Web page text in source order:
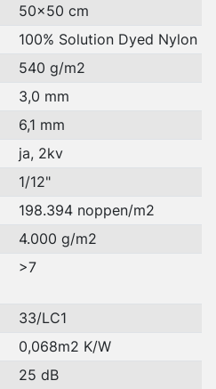
50x50 cm
100% Solution Dyed Nylon
540 g/m2
3,0 mm
6,1 mm
ja, 2kv
1/12"
198.394 noppen/m2
4.000 g/m2
>7
33/LC1
0,068m2 K/W
25 dB